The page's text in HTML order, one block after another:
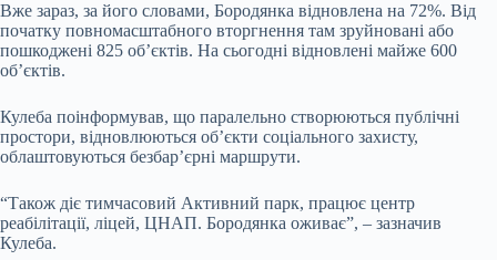
Вже зараз, за його словами, Бородянка відновлена на 72%. Від
початку повномасштабного вторгнення там зруйновані або
пошкоджені 825 об’єктів. На сьогодні відновлені майже 600
обʼєктів.
Кулеба поінформував, що паралельно створюються публічні
простори, відновлюються об’єкти соціального захисту,
облаштовуються безбар’єрні маршрути.
“Також діє тимчасовий Активний парк, працює центр
реабілітації, ліцей, ЦНАП. Бородянка оживає”, – зазначив
Кулеба.